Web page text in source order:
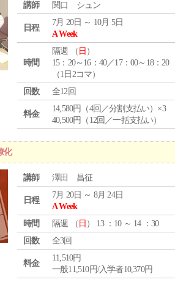
講師 関口 シュン
日程
7月 20日 ～ 10月 5日
A Week
時間
隔週 （ 日 ）
15：20～16：40／17：00～18：20
（1日2コマ）
回数
全12回
料金
14,580円（4回／分割支払い）×3
40,500円（12回／一括支払い）
化
講師 澤田 昌征
日程
7月 20日 ～ 8月 24日
A Week
時間
隔週 （ 日 ） 13 ：10 ～ 14 ：30
回数
全3回
料金
11,510円
一般11,510円/入学者10,370円